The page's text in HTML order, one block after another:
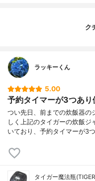
ク
ラッキーくん
5.00
予約タイマーが3つあり
つい先日、前までの炊飯器の
しく上記のタイガーの炊飯ジ
いており、予約タイマーが3
タイガー魔法瓶